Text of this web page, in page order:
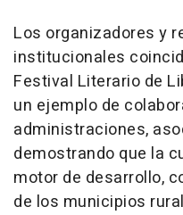
Los organizadores y
institucionales
Festival Literario de
un ejemplo de
administraciones,
demostrando que la
motor de desarrollo,
de los municipios